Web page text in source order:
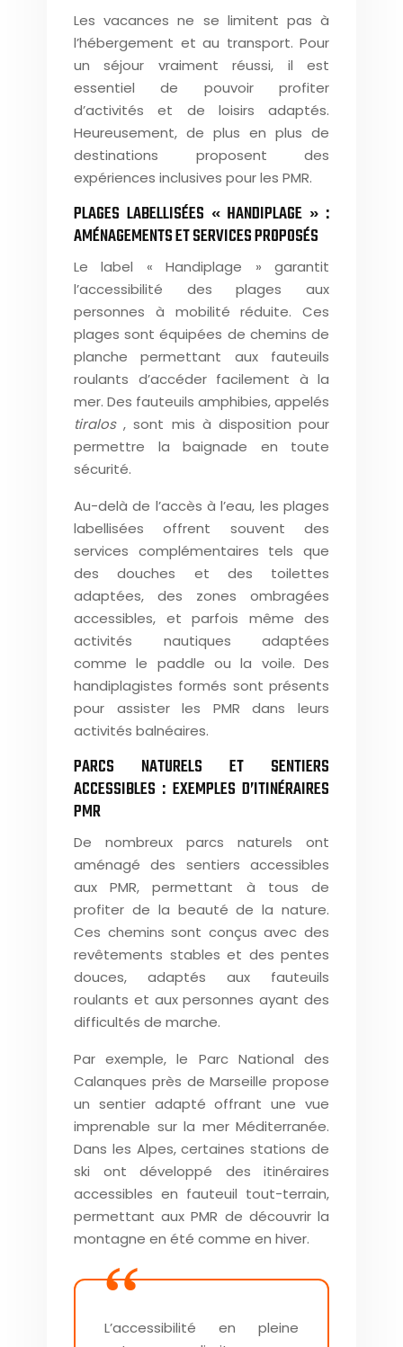
Les vacances ne se limitent pas à
l’hébergement et au transport. Pour
un séjour vraiment réussi, il est
essentiel de pouvoir profiter
d’activités et de loisirs adaptés.
Heureusement, de plus en plus de
destinations proposent des
expériences inclusives pour les PMR.
PLAGES LABELLISÉES « HANDIPLAGE » :
AMÉNAGEMENTS ET SERVICES PROPOSÉS
Le label « Handiplage » garantit
l’accessibilité des plages aux
personnes à mobilité réduite. Ces
plages sont équipées de chemins de
planche permettant aux fauteuils
roulants d’accéder facilement à la
mer. Des fauteuils amphibies, appelés
tiralos, sont mis à disposition pour
permettre la baignade en toute
sécurité.
Au-delà de l’accès à l’eau, les plages
labellisées offrent souvent des
services complémentaires tels que
des douches et des toilettes
adaptées, des zones ombragées
accessibles, et parfois même des
activités nautiques adaptées
comme le paddle ou la voile. Des
handiplagistes formés sont présents
pour assister les PMR dans leurs
activités balnéaires.
PARCS NATURELS ET SENTIERS
ACCESSIBLES : EXEMPLES D’ITINÉRAIRES
PMR
De nombreux parcs naturels ont
aménagé des sentiers accessibles
aux PMR, permettant à tous de
profiter de la beauté de la nature.
Ces chemins sont conçus avec des
revêtements stables et des pentes
douces, adaptés aux fauteuils
roulants et aux personnes ayant des
difficultés de marche.
Par exemple, le Parc National des
Calanques près de Marseille propose
un sentier adapté offrant une vue
imprenable sur la mer Méditerranée.
Dans les Alpes, certaines stations de
ski ont développé des itinéraires
accessibles en fauteuil tout-terrain,
permettant aux PMR de découvrir la
montagne en été comme en hiver.
L’accessibilité en pleine